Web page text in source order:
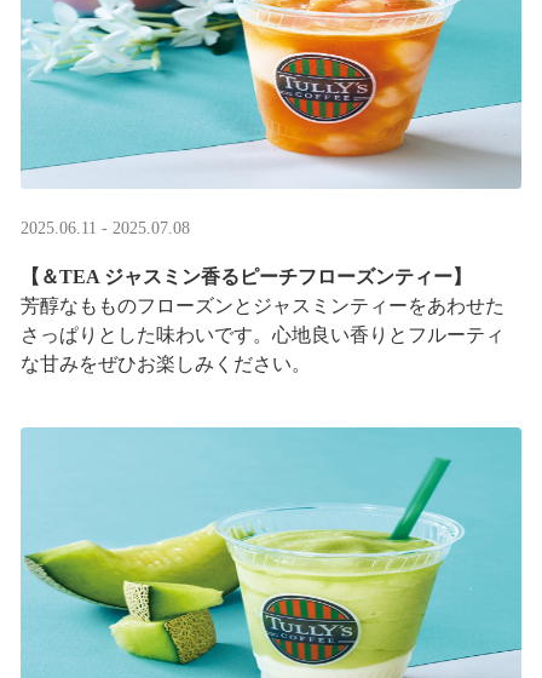
2025.06.11 - 2025.07.08
【＆TEA ジャスミン香るピーチフローズンティー】
芳醇なもものフローズンとジャスミンティーをあわせた
さっぱりとした味わいです。心地良い香りとフルーティ
な甘みをぜひお楽しみください。